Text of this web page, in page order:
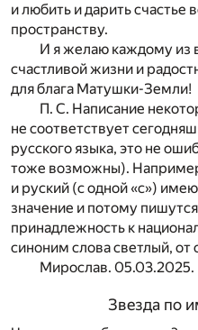
и любить и дарить
пространству.
И я желаю каждому из
счастливой жизни и
для блага Матушки-Земли!
П. С. Написание
не соответствует
русского языка, это не
тоже возможны). Например
и руский (с одной «с»)
значение и потому
принадлежность к
синоним слова светлый, от
Мирослав. 05.03.2025.
Звезда по